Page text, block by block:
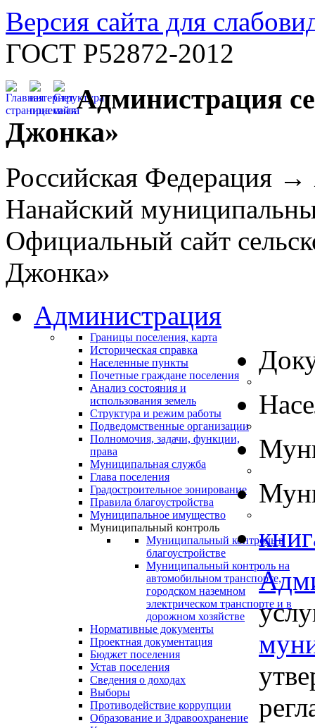
Версия сайта для
ГОСТ Р52872-2012
Администрация
Джонка»
Российская Федерация
Нанайский
Официальный сайт
Джонка»
Администрация
Границы поселения, карта
Историческая справка
Населенные пункты
Почетные граждане поселения
Анализ состояния и
использования земель
Структура и режим работы
Подведомственные организации
Полномочия, задачи, функции,
права
Муниципальная служба
Глава поселения
Градостроительное зонирование
Правила благоустройства
Муниципальное имущество
Муниципальный контроль
Муниципальный контроль в
благоустройстве
Муниципальный контроль на
автомобильном транспорте,
городском наземном
электрическом транспорте и в
дорожном хозяйстве
Нормативные документы
Проектная документация
Бюджет поселения
Устав поселения
Сведения о доходах
Выборы
Противодействие коррупции
Образование и Здравоохранение